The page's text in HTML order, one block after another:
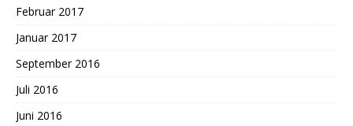
Februar 2017
Januar 2017
September 2016
Juli 2016
Juni 2016